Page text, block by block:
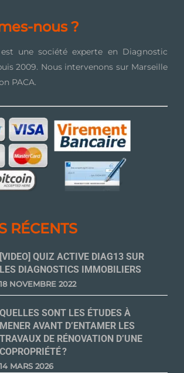
nous ?
une société experte en Diagnostic
2009. Nous intervenons sur Marseille
PACA.
RÉCENTS
[VIDEO] QUIZ ACTIVE DIAG13 SUR
LES DIAGNOSTICS IMMOBILIERS
18 NOVEMBRE 2022
QUELLES SONT LES ÉTUDES À
MENER AVANT D’ENTAMER LES
TRAVAUX DE RÉNOVATION D’UNE
COPROPRIÉTÉ ?
14 MARS 2026